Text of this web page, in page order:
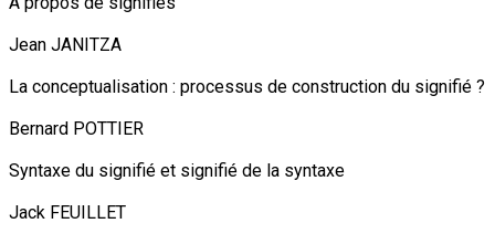
Jean JANITZA
La conceptualisation : processus de construction du signifié ?
Bernard POTTIER
Syntaxe du signifié et signifié de la syntaxe
Jack FEUILLET